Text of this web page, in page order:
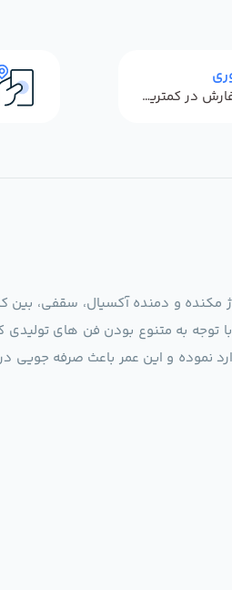
ارسال سفارش در کمترین زمان ممکن
مکنده و دمنده آکسیال، سقفی، بین
به متنوع بودن فن های تولیدی
دارد کالاهای تخصصی شما عزیزان رو در صرف 13هفته وارد نموده و این عمر